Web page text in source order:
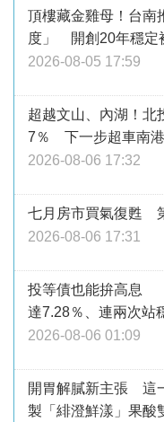
頂樓藏金雞母！台南
度」 開創20年穩定
2026-08-05 17:59
超越文山、內湖！北
7％ 下一步超車南港
2026-08-06 17:32
七月房市買氣復甦
2026-08-06 17:31
投等債也能拚高息
達7.28％、連兩次站
2026-08-06 01:09
開胃解膩新主張 這
製「緋澄鮮漾」果酸